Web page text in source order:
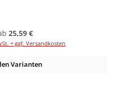
Preis:
25,59 €
+ ggf. Versandkosten
Varianten